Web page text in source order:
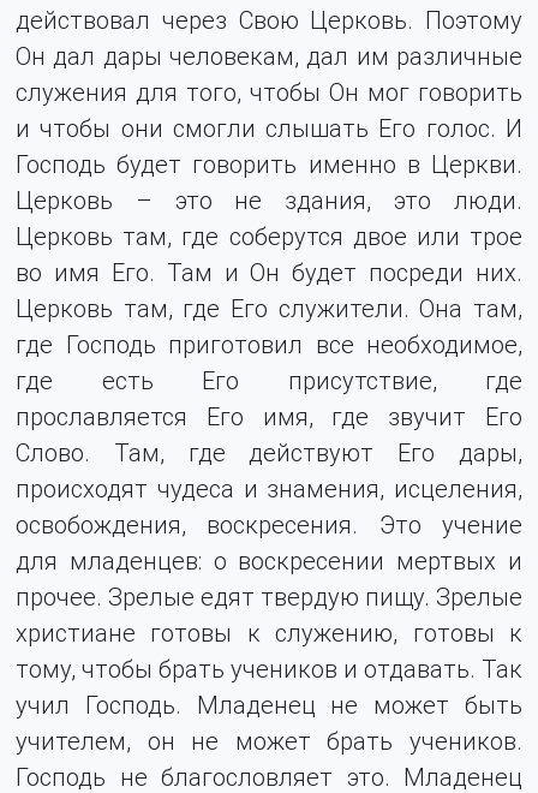
действовал через Свою Церковь. Поэтому
Он дал дары человекам, дал им различные
служения для того, чтобы Он мог говорить
и чтобы они смогли слышать Его голос. И
Господь будет говорить именно в Церкви.
Церковь – это не здания, это люди.
Церковь там, где соберутся двое или трое
во имя Его. Там и Он будет посреди них.
Церковь там, где Его служители. Она там,
где Господь приготовил все необходимое,
где есть Его присутствие, где
прославляется Его имя, где звучит Его
Слово. Там, где действуют Его дары,
происходят чудеса и знамения, исцеления,
освобождения, воскреcения. Это учение
для младенцев: о воскресении мертвых и
прочее. Зрелые едят твердую пищу. Зрелые
христиане готовы к служению, готовы к
тому, чтобы брать учеников и отдавать. Так
учил Господь. Младенец не может быть
учителем, он не может брать учеников.
Господь не благословляет это. Младенец